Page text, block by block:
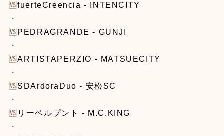
🆚fuerteCreencia - INTENCITY
・
🆚 PEDRAGRANDE - GUNJI
・
🆚ARTISTAPERZIO - MATSUECITY
・
🆚 SDArdoraDuo - 安松SC
・
🆚 リーベルプント - M.C.KING
・